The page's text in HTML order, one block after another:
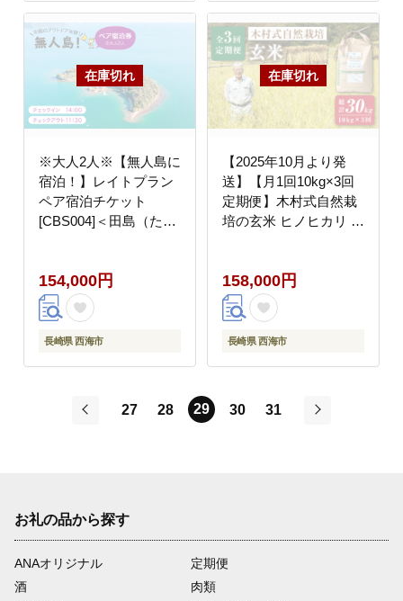
※大人2人※【無人島に
宿泊！】レイトプラン
ペア宿泊チケット
[CBS004]＜田島（たし
154,000円
長崎県 西海市
【2025年10月より発
送】【月1回10kg×3回
定期便】木村式自然栽
培の玄米 ヒノヒカリ 計
158,000円
長崎県 西海市
27 28 29 30
31
お礼の品から探す
ANAオリジナル
定期便
酒
肉類